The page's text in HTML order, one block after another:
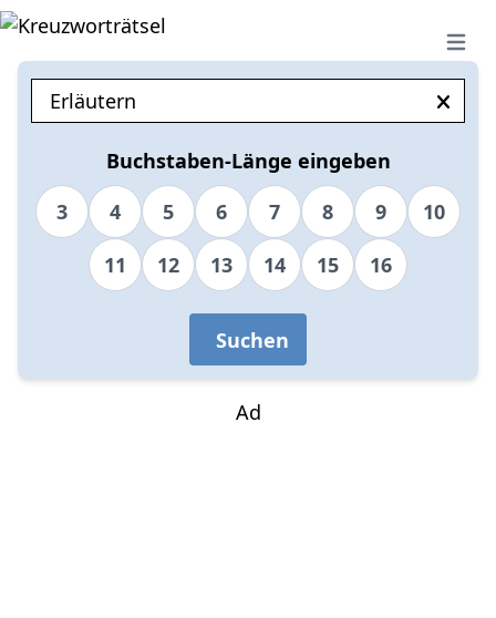
Open
Buchstaben-Länge eingeben
3
4 5 6 7 8 9
10
11
12 13 14 15 16
Suchen
Ad